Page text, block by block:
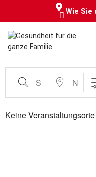
Wie Sie
Keine Veranstaltungsorte